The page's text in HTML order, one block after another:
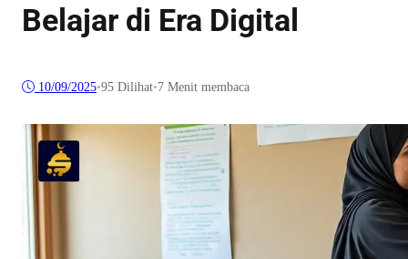
Belajar di Era Digital
10/09/2025•95 Dilihat•7 Menit membaca